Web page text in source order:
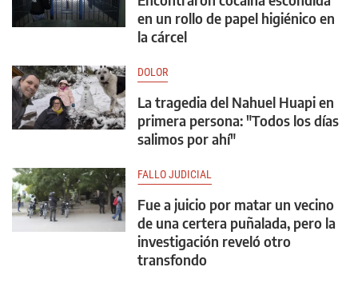
en un rollo de papel higiénico en
la cárcel
DOLOR
La tragedia del Nahuel Huapi en
primera persona: "Todos los días
salimos por ahí"
FALLO JUDICIAL
Fue a juicio por matar un vecino
de una certera puñalada, pero la
investigación reveló otro
transfondo